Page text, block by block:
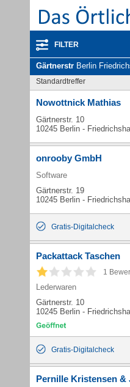
FILTER
Gärtnerstr Berlin Friedrichshain -
Standardtreffer
Nowottnick Mathias
Gärtnerstr. 10
10245 Berlin -
onrooby GmbH
Software
Gärtnerstr. 19
10245 Berlin -
Gratis-Digitalcheck
Packattack Taschen
1
Lederwaren
Gärtnerstr. 10
10245 Berlin -
Gratis-Digitalcheck
Pernille Kristensen &